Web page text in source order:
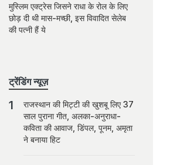
मुस्लिम एक्ट्रेस जिसने राधा के रोल के लिए
छोड़ दी थी मास-मच्छी, इस विवादित सेलेब
की पत्नी हैं ये
ट्रेंडिंग न्यूज़
राजस्थान की मिट्टी की खुशबू लिए 37
साल पुराना गीत, अलका-अनुराधा-
कविता की आवाज, डिंपल, पूनम, अमृता
ने बनाया हिट